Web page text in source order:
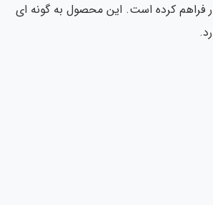
فراهم کرده است. این محصول به گونه ای